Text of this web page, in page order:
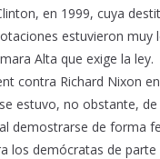
en 1999, cuya
estuvieron muy
Alta que exige la ley.
contra Richard Nixon
estuvo, no obstante,
demostrarse de forma
los demócratas de parte